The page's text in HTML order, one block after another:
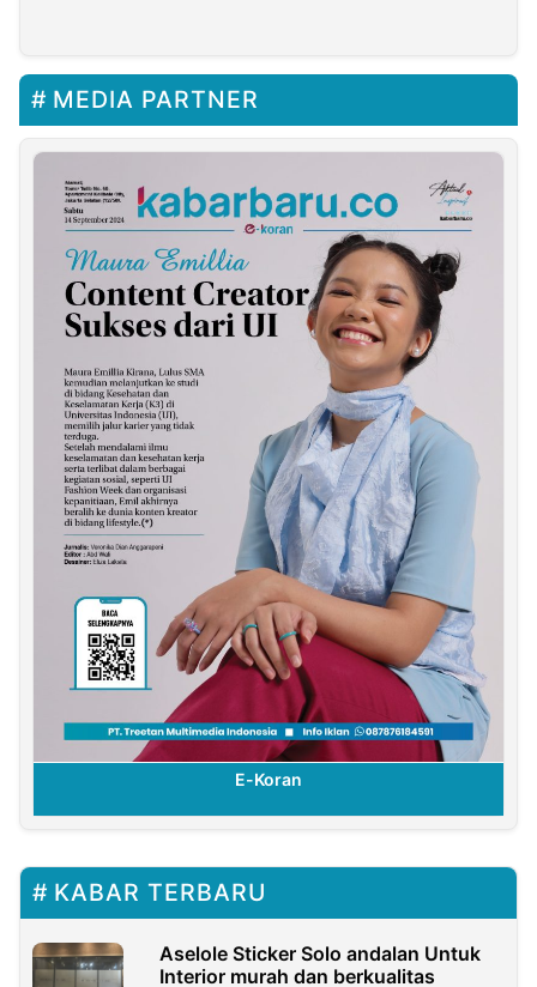
MEDIA PARTNER
KABAR TERBARU
Aselole Sticker Solo andalan Untuk
Interior murah dan berkualitas